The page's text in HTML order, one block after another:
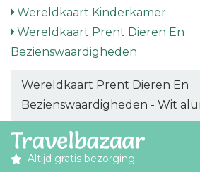
Wereldkaart Kinderkamer
Wereldkaart Prent Dieren En
Bezienswaardigheden
Wereldkaart Prent Dieren En
Bezienswaardigheden - Wit
Altijd gratis bezorging